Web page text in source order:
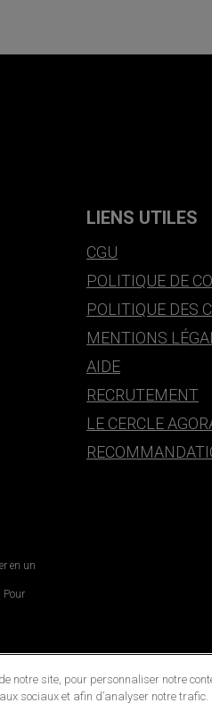
en un
Pour
LIENS UTILES
CGU
POLITIQUE DE
POLITIQUE DES
MENTIONS
AIDE
RECRUTEMENT
LE CERCLE
notre site, pour personnaliser notre
sociaux et afin d’analyser notre trafic.